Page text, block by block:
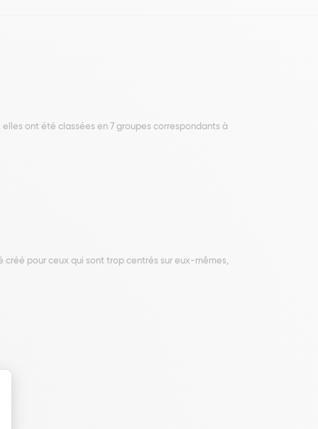
ont été classées en 7 groupes correspondants à
créé pour ceux qui sont trop centrés sur eux-mêmes,